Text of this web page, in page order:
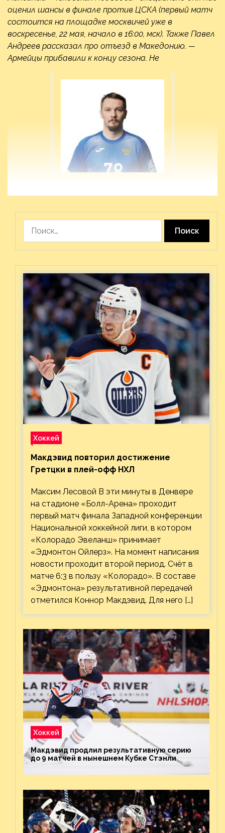
оценил шансы в финале против ЦСКА (первый матч
состоится на площадке москвичей уже в
воскресенье, 22 мая, начало в 16:00, мск). Также Павел
Андреев рассказал про отъезд в Македонию. —
Армейцы прибавили к концу сезона. Не
Хоккей
Макдэвид повторил достижение
Гретцки в плей-офф НХЛ
Максим Лесовой В эти минуты в Денвере
на стадионе «Болл-Арена» проходит
первый матч финала Западной конференции
Национальной хоккейной лиги, в котором
«Колорадо Эвеланш» принимает
«Эдмонтон Ойлерз». На момент написания
новости проходит второй период. Счёт в
матче 6:3 в пользу «Колорадо». В составе
«Эдмонтона» результативной передачей
отметился Коннор Макдэвид. Для него […]
Хоккей
Макдэвид продлил результативную серию
до 9 матчей в нынешнем Кубке Стэнли